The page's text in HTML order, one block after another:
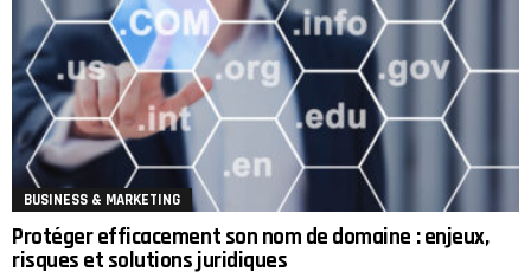
BUSINESS & MARKETING
Protéger efficacement son nom de domaine : enjeux,
risques et solutions juridiques